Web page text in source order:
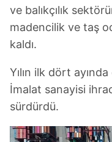
ve balıkçılık
madencilik ve taş
kaldı.
Yılın ilk dört
İmalat sanayisi
sürdürdü.